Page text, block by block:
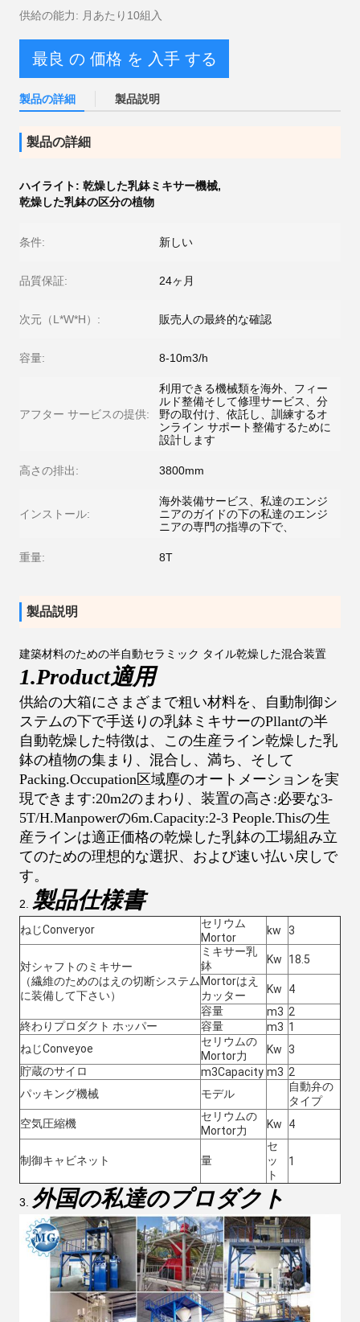
供給の能力: 月あたり10組入
最良 の 価格 を 入手 する
製品の詳細 製品説明
製品の詳細
ハイライト: 乾燥した乳鉢ミキサー機械,
乾燥した乳鉢の区分の植物
条件: 新しい
品質保証: 24ヶ月
次元（L*W*H）: 販売人の最終的な確認
容量: 8-10m3/h
アフター サービスの提供:
利用できる機械類を海外、フィー
ルド整備そして修理サービス、分
野の取付け、依託し、訓練するオ
ンライン サポート整備するために
設計します
高さの排出: 3800mm
インストール:
海外装備サービス、私達のエンジ
ニアのガイドの下の私達のエンジ
ニアの専門の指導の下で、
重量: 8T
製品説明
建築材料のための半自動セラミック タイル乾燥した混合装置
1.Product適用
供給の大箱にさまざまで粗い材料を、自動制御シ
ステムの下で手送りの乳鉢ミキサーのPllantの半
自動乾燥した特徴は、この生産ライン乾燥した乳
鉢の植物の集まり、混合し、満ち、そして
Packing.Occupation区域塵のオートメーションを実
現できます:20m2のまわり、装置の高さ:必要な3-
5T/H.Manpowerの6m.Capacity:2-3 People.Thisの生
産ラインは適正価格の乾燥した乳鉢の工場組み立
てのための理想的な選択、および速い払い戻しで
す。
2. 製品仕様書
ねじConveryor
セリウム
Mortor
kw 3
対シャフトのミキサー
（繊維のためのはえの切断システム
に装備して下さい）
ミキサー乳
鉢
Kw
18.5
Mortorはえ
カッター
Kw
4
容量
m3 2
終わりプロダクト ホッパー
容量 m3 1
ねじConveyoe
セリウムの
Mortor力
Kw 3
貯蔵のサイロ
m3Capacity m3 2
パッキング機械
モデル
自動弁の
タイプ
空気圧縮機
セリウムの
Mortor力
Kw 4
制御キャビネット 量
セ
ッ
ト
1
3. 外国の私達のプロダクト